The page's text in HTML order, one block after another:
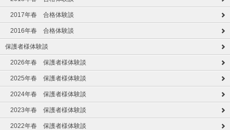
2017年春 合格体験談
2016年春 合格体験談
保護者様体験談
2026年春 保護者様体験談
2025年春 保護者様体験談
2024年春 保護者様体験談
2023年春 保護者様体験談
2022年春 保護者様体験談